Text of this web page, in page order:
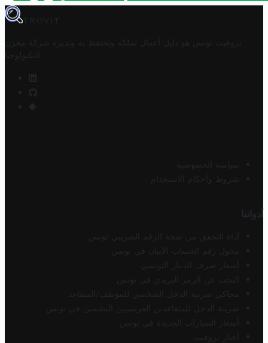
TROVIT
تروفيت تونس هو دليل أعمال تملكه وتحتفظ به وتديره
شركة مخزن
التكنولوجيا
سياسة الخصوصية
شروط وأحكام الاستخدام
أدواتنا
أداة التحقق من صحة الرقم الضريبي تونس
محول رقم الحساب الآيبان في تونس
أسعار صرف الدينار التونسي
البحث عن الرمز البريدي في تونس
محاكي ضريبة الدخل الشخصي للموظف/المتقاعد
ضريبة الدخل للمتقاعدين الفرنسيين المقيمين في تونس
أسعار السيارات الجديدة في تونس
أخبار تروفيت